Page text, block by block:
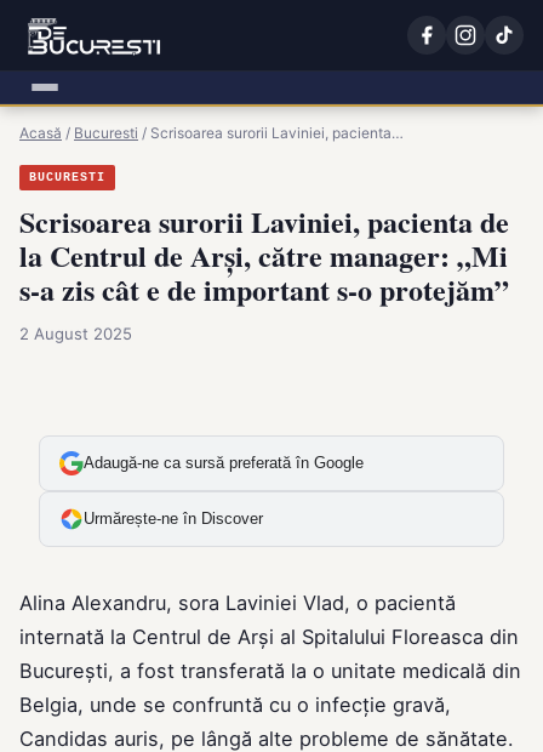
Acasă / Bucuresti / Scrisoarea surorii Laviniei, pacienta…
BUCURESTI
Scrisoarea surorii Laviniei, pacienta de
la Centrul de Arși, către manager: „Mi
s-a zis cât e de important s-o protejăm”
2 August 2025
Adaugă-ne ca sursă preferată în Google
Urmărește-ne în Discover
Alina Alexandru, sora Laviniei Vlad, o pacientă
internată la Centrul de Arși al Spitalului Floreasca din
București, a fost transferată la o unitate medicală din
Belgia, unde se confruntă cu o infecție gravă,
Candidas auris, pe lângă alte probleme de sănătate.